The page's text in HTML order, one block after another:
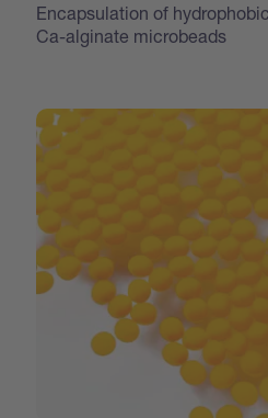
Encapsulation of
Ca-alginate microbeads